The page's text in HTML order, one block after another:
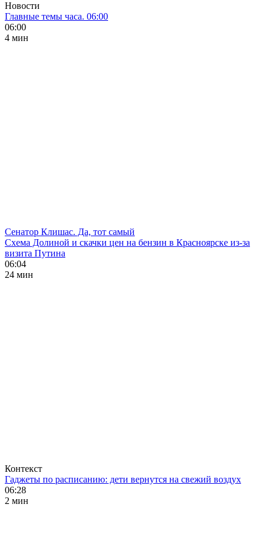
Новости
Главные темы часа. 06:00
06:00
4 мин
Сенатор Клишас. Да, тот самый
Схема Долиной и скачки цен на бензин в Красноярске из-за
визита Путина
06:04
24 мин
Контекст
Гаджеты по расписанию: дети вернутся на свежий воздух
06:28
2 мин